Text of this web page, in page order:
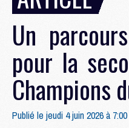
Un
pour la
Champions
Publié le jeudi 4 juin 2026 à